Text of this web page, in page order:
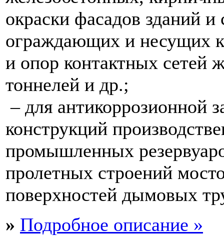
окраски фасадов зданий
ограждающих и несущих
и опор контактных сетей
тоннелей и др.;
– для антикоррозионной
конструкций
промышленных
пролетных строений
поверхностей дымовых
» Подробное описание »